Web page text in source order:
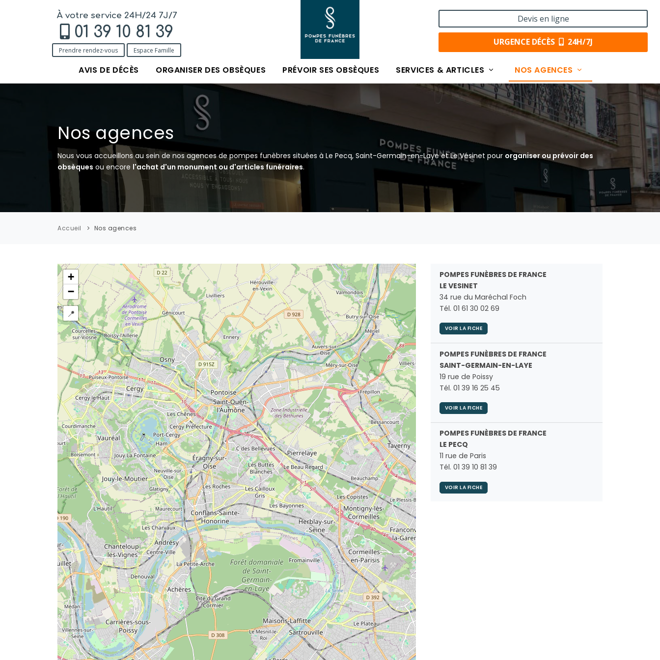
À votre service 24H/24 7J/7
01 39 10 81 39
Prendre rendez-vous Espace Famille
Devis en ligne
URGENCE DÉCÈS 24H/7J
AVIS DE DÉCÈS ORGANISER DES OBSÈQUES PRÉVOIR SES OBSÈQUES SERVICES & ARTICLES NOS AGENCES
Nos agences
Nous vous accueillons au sein de nos agences de pompes funèbres situées à Le Pecq, Saint-Germain-en-Laye et Le Vésinet pour organiser ou prévoir des
obsèques ou encore l'achat d'un monument ou d'articles funéraires.
Accueil Nos agences
+
−
POMPES FUNÈBRES DE FRANCE
LE VESINET
34 rue du Maréchal Foch
Tél. 01 61 30 02 69
VOIR LA FICHE
POMPES FUNÈBRES DE FRANCE
SAINT-GERMAIN-EN-LAYE
19 rue de Poissy
Tél. 01 39 16 25 45
VOIR LA FICHE
POMPES FUNÈBRES DE FRANCE
LE PECQ
11 rue de Paris
Tél. 01 39 10 81 39
VOIR LA FICHE